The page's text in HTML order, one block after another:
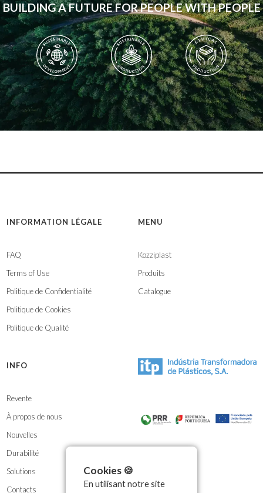
Cookies 🍪
En utilisant notre site
BUILDING A FUTURE FOR PEOPLE WITH PEOPLE
INFORMATION LÉGALE
FAQ
Terms of Use
Politique de Confidentialité
Politique de Cookies
Politique de Qualité
MENU
Kozziplast
Produits
Catalogue
INFO
Revente
À propos de nous
Nouvelles
Durabilité
Solutions
Contacts